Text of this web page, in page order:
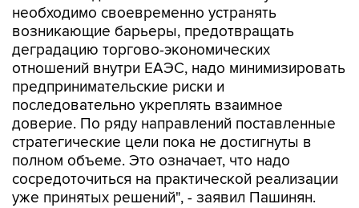
необходимо своевременно устранять
возникающие барьеры, предотвращать
деградацию торгово-экономических
отношений внутри ЕАЭС, надо минимизировать
предпринимательские риски и
последовательно укреплять взаимное
доверие. По ряду направлений поставленные
стратегические цели пока не достигнуты в
полном объеме. Это означает, что надо
сосредоточиться на практической реализации
уже принятых решений", - заявил Пашинян.